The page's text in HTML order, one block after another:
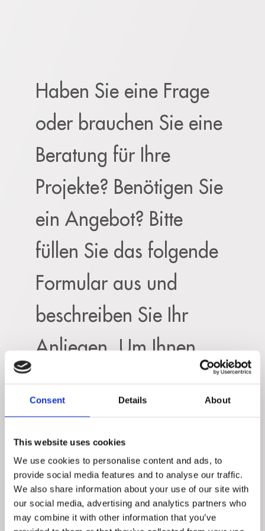
Consent Details About
This website uses cookies
We use cookies to personalise content and ads, to
provide social media features and to analyse our traffic.
We also share information about your use of our site with
our social media, advertising and analytics partners who
may combine it with other information that you’ve
Haben Sie eine Frage
oder brauchen Sie eine
Beratung für Ihre
Projekte? Benötigen Sie
ein Angebot? Bitte
füllen Sie das folgende
Formular aus und
beschreiben Sie Ihr
Anliegen. Um Ihnen
eine Antwort senden zu
können, benötigen wir
Ihre vollständige
Adresse.
Feel free to fill out the following form and